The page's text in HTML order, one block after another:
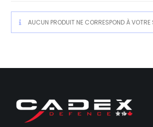
AUCUN PRODUIT NE CORRESPOND À VOTRE